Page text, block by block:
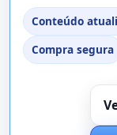
Conteúdo
Compra segura